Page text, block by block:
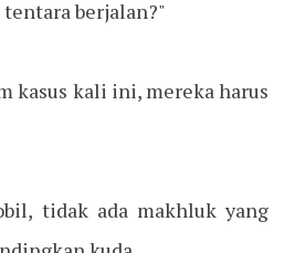
berjalan?"
kasus kali ini, mereka harus
tidak ada makhluk yang